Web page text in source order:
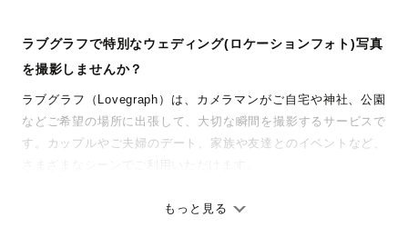
ラブグラフで特別なウェディング(ロケーションフォト)写真
を撮影しませんか？
ラブグラフ（Lovegraph）は、カメラマンがご自宅や神社、公園
などご希望の場所に出張して、大切な瞬間を撮影するサービスで
す。カップルやご夫婦のデート、家族や友達とのイベントなど、
ありのままの空気感を大切に、何十年経っても見返したくなるよ
もっと見る